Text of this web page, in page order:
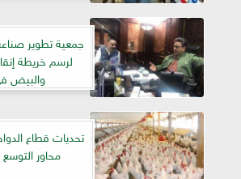
جمعية تطوير
لرسم خريطة
والبيض في
تحديات قطاع
محاور